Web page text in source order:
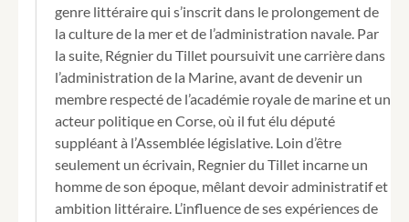
genre littéraire qui s’inscrit dans le prolongement de
la culture de la mer et de l’administration navale. Par
la suite, Régnier du Tillet poursuivit une carrière dans
l’administration de la Marine, avant de devenir un
membre respecté de l’académie royale de marine et un
acteur politique en Corse, où il fut élu député
suppléant à l’Assemblée législative. Loin d’être
seulement un écrivain, Regnier du Tillet incarne un
homme de son époque, mêlant devoir administratif et
ambition littéraire. L’influence de ses expériences de